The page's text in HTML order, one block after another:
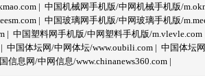
| 中国机械网手机版/中网机械手机版/
| 中国玻璃网手机版/中网玻璃手机版/
| 中国塑料网手机版/中网塑料手机版/m.vlevle.com
| 中国体坛网/中网体坛/www.oubili.com | 中国体坛
信息网/中网信息/www.chinanews360.com |